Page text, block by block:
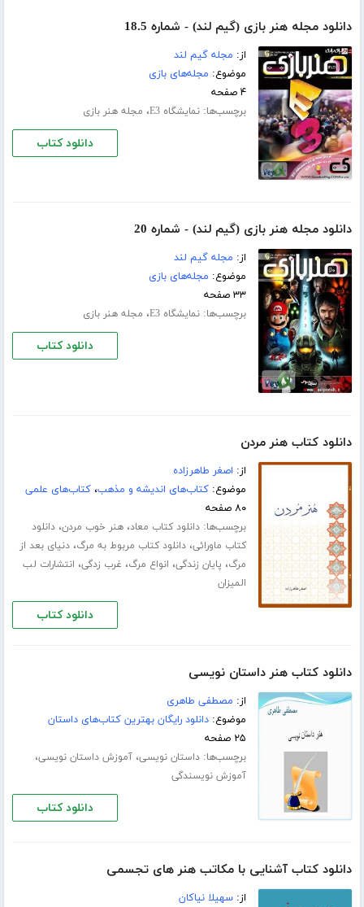
دانلود مجله هنر بازی (گیم لند) - شماره 18.5
از: مجله گیم لند
موضوع: مجله‌های بازی
۴ صفحه
برچسب‌ها:نمایشگاه E3 ، مجله هنر بازی
دانلود کتاب
دانلود مجله هنر بازی (گیم لند) - شماره 20
از: مجله گیم لند
موضوع: مجله‌های بازی
۳۳ صفحه
برچسب‌ها:نمایشگاه E3 ، مجله هنر بازی
دانلود کتاب
دانلود کتاب هنر مردن
از: اصغر طاهرزاده
موضوع:کتاب‌های اندیشه و مذهب،کتاب‌های علمی
۸۰ صفحه
برچسب‌ها:دانلود کتاب معاد،هنر خوب مردن،دانلود
کتاب ماورائی،دانلود کتاب مربوط به مرگ،دنیای بعد از
مرگ، پایان زندگی، انواع مرگ، غرب زدگی، انتشارات لب
المیزان
دانلود کتاب
دانلود کتاب هنر داستان نویسی
از: مصطفی طاهری
موضوع:دانلود رایگان بهترین کتاب‌های داستان
۲۵ صفحه
برچسب‌ها:داستان نویسی،آموزش داستان نویسی،
آموزش نویسندگی
دانلود کتاب
دانلود کتاب آشنایی با مکاتب هنر های تجسمی
از:سهیلا نیاکان